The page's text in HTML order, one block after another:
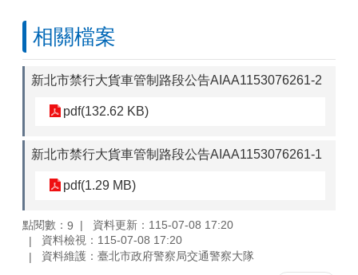
相關檔案
新北市禁行大貨車管制路段公告AIAA1153076261-2
pdf(132.62 KB)
新北市禁行大貨車管制路段公告AIAA1153076261-1
pdf(1.29 MB)
點閱數： 9
資料更新：115-07-08 17:20
資料檢視：115-07-08 17:20
資料維護：臺北市政府警察局交通警察大隊